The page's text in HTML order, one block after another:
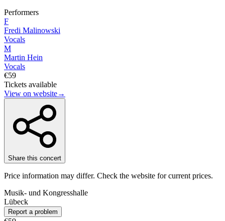
Performers
F
Fredi Malinowski
Vocals
M
Martin Hein
Vocals
€59
Tickets available
View on website→
Share this concert
Price information may differ. Check the website for current prices.
Musik- und Kongresshalle
Lübeck
Report a problem